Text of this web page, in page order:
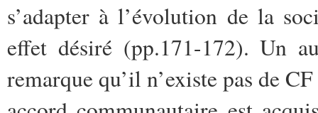
s’adapter à l’évolution de la
effet désiré (pp.171-172). Un
remarque qu’il n’existe pas de